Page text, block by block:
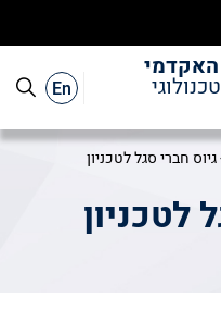
En
גיוס חברי סגל לטכניון
לטכניון